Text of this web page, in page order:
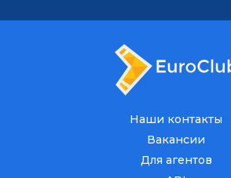
Наши контакты
Вакансии
Для агентов